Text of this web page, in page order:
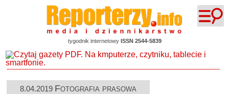
tygodnik internetowy ISSN 2544-5839
8.04.2019 Fotografia prasowa